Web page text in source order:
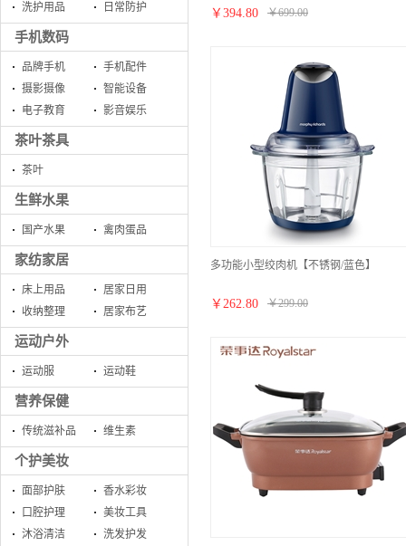
洗护用品 日常防护
手机数码
品牌手机
手机配件
摄影摄像
智能设备
电子教育
影音娱乐
茶叶茶具
茶叶
生鲜水果
国产水果 禽肉蛋品
家纺家居
床上用品
居家日用
收纳整理
居家布艺
运动户外
运动服 运动鞋
营养保健
传统滋补品 维生素
个护美妆
面部护肤
香水彩妆
口腔护理
美妆工具
沐浴清洁
洗发护发
￥ 394.80 ￥699.00
多功能小型绞肉机【不锈钢/蓝色】
￥ 262.80 ￥299.00